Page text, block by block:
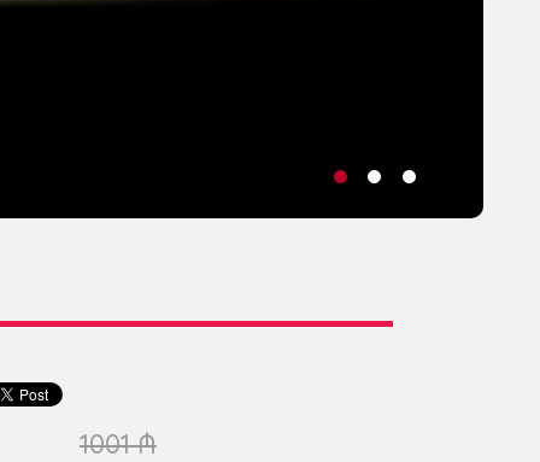
• • •
1001 ₼